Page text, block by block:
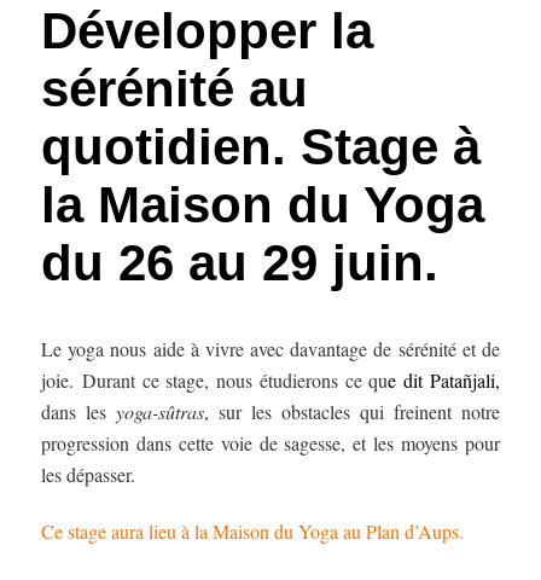
Développer la
sérénité au
quotidien. Stage à
la Maison du Yoga
du 26 au 29 juin.
Le yoga nous aide à vivre avec davantage de sérénité et de
joie. Durant ce stage, nous étudierons ce que dit Patañjali,
dans lesyoga-sûtras, sur les obstacles qui freinent notre
progression dans cette voie de sagesse, et les moyens pour
les dépasser.
Ce stage aura lieu à la Maison du Yoga au Plan d’Aups.